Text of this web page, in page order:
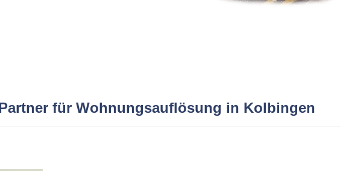
für Wohnungsauflösung in Kolbingen